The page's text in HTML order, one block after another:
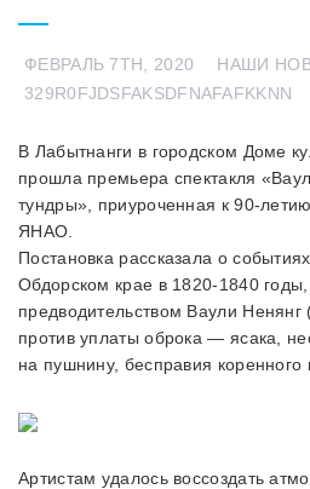
ФЕВРАЛЬ 7TH, 2020
НАШИ
329R0FJDSFAKSDFNAFAFKKNN
В Лабытнанги в городском Доме
прошла премьера спектакля
тундры», приуроченная к 90-
ЯНАО.
Постановка рассказала о
Обдорском крае в 1820-1840
предводительством Ваули Ненянг
против уплаты оброка — ясака,
на пушнину, бесправия коренного
Артистам удалось воссоздать